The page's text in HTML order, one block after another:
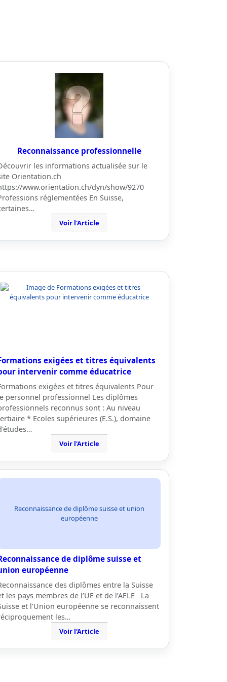
Reconnaissance professionnelle
les informations actualisée sur le
Orientation.ch
www.orientation.ch/dyn/show/9270
réglementées En Suisse,
Voir l'Article
exigées et titres équivalents
intervenir comme éducatrice
exigées et titres équivalents Pour
personnel professionnel Les diplômes
reconnus sont : Au niveau
* Ecoles supérieures (E.S.), domaine
Voir l'Article
Reconnaissance de diplôme suisse et union
européenne
de diplôme suisse et
européenne
des diplômes entre la Suisse
les pays membres de l’UE et de l’AELE La
et l’Union européenne se reconnaissent
les…
Voir l'Article